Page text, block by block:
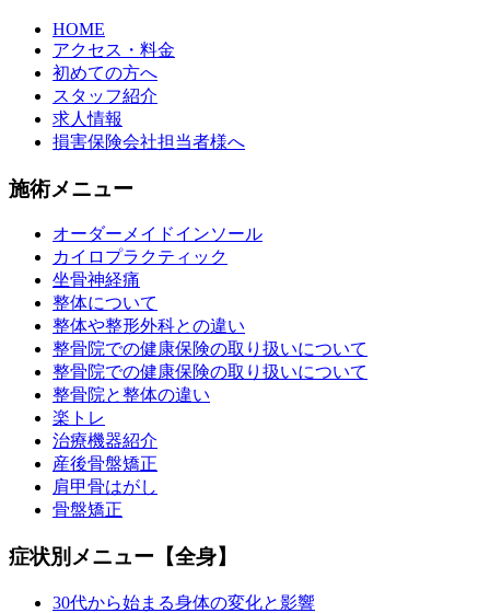
HOME
アクセス・料金
初めての方へ
スタッフ紹介
求人情報
損害保険会社担当者様へ
施術メニュー
オーダーメイドインソール
カイロプラクティック
坐骨神経痛
整体について
整体や整形外科との違い
整骨院での健康保険の取り扱いについて
整骨院での健康保険の取り扱いについて
整骨院と整体の違い
楽トレ
治療機器紹介
産後骨盤矯正
肩甲骨はがし
骨盤矯正
症状別メニュー【全身】
30代から始まる身体の変化と影響